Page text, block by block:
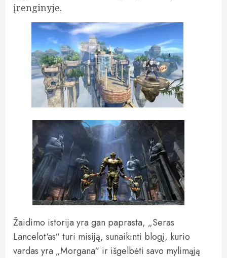
įrenginyje.
Žaidimo istorija yra gan paprasta, „Seras
Lancelot‘as“ turi misiją, sunaikinti blogį, kurio
vardas yra „Morgana“ ir išgelbėti savo mylimąją